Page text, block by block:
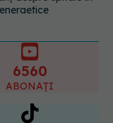
Chirurgia
punctual, pentru
de paciente
6560
1401
URMĂRITORI